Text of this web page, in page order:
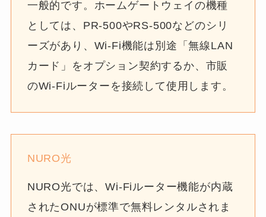
一般的です。ホームゲートウェイの機種
としては、PR-500やRS-500などのシリ
ーズがあり、Wi-Fi機能は別途「無線LAN
カード」をオプション契約するか、市販
のWi-Fiルーターを接続して使用します。
NURO光
NURO光では、Wi-Fiルーター機能が内蔵
されたONUが標準で無料レンタルされま